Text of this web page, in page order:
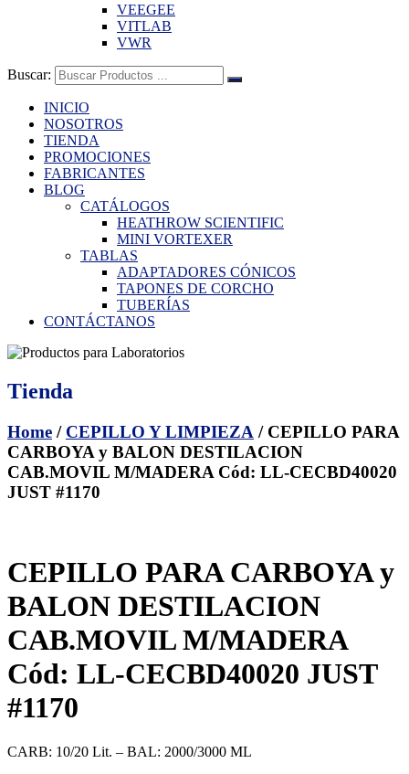
VEEGEE
VITLAB
VWR
Buscar:
INICIO
NOSOTROS
TIENDA
PROMOCIONES
FABRICANTES
BLOG
CATÁLOGOS
HEATHROW SCIENTIFIC
MINI VORTEXER
TABLAS
ADAPTADORES CÓNICOS
TAPONES DE CORCHO
TUBERÍAS
CONTÁCTANOS
Tienda
Home / CEPILLO Y LIMPIEZA / CEPILLO PARA
CARBOYA y BALON DESTILACION
CAB.MOVIL M/MADERA Cód: LL-CECBD40020
JUST #1170
CEPILLO PARA CARBOYA y
BALON DESTILACION
CAB.MOVIL M/MADERA
Cód: LL-CECBD40020 JUST
#1170
CARB: 10/20 Lit. – BAL: 2000/3000 ML